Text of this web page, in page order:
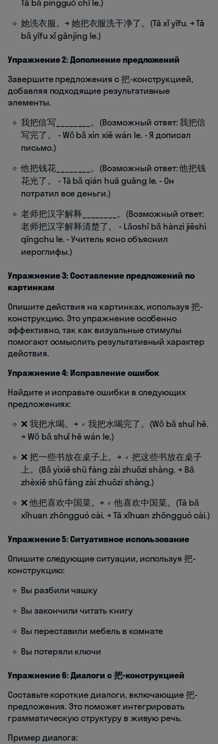
Tā bǎ píngguǒ chī le.)
她洗衣服。→ 她把衣服洗干净了。(Tā xǐ yīfu. → Tā
bǎ yīfu xǐ gānjìng le.)
Упражнение 2: Дополнение предложений
Завершите предложения с 把-конструкцией,
добавляя подходящие результативные
элементы.
我把信写________。(Возможный ответ: 我把信
写完了。 - Wǒ bǎ xìn xiě wán le. - Я дописал
письмо.)
他把钱花________。(Возможный ответ: 他把钱
花光了。 - Tā bǎ qián huā guāng le. - Он
потратил все деньги.)
老师把汉字解释________。(Возможный ответ:
老师把汉字解释清楚了。 - Lǎoshī bǎ hànzì jiěshì
qīngchu le. - Учитель ясно объяснил
иероглифы.)
Упражнение 3: Составление предложений по
картинкам
Опишите действия на картинках, используя 把-
конструкцию. Это упражнение особенно
эффективно, так как визуальные стимулы
помогают осмыслить результативный характер
действия.
Упражнение 4: Исправление ошибок
Найдите и исправьте ошибки в следующих
предложениях:
❌ 我把水喝。→ ✓ 我把水喝完了。(Wǒ bǎ shuǐ hē.
→ Wǒ bǎ shuǐ hē wán le.)
❌ 把一些书放在桌子上。→ ✓ 把这些书放在桌子
上。(Bǎ yìxiē shū fàng zài zhuōzi shàng. → Bǎ
zhèxiē shū fàng zài zhuōzi shàng.)
❌ 他把喜欢中国菜。→ ✓ 他喜欢中国菜。(Tā bǎ
xǐhuan zhōngguó cài. → Tā xǐhuan zhōngguó cài.)
Упражнение 5: Ситуативное использование
Опишите следующие ситуации, используя 把-
конструкцию:
Вы разбили чашку
Вы закончили читать книгу
Вы переставили мебель в комнате
Вы потеряли ключи
Упражнение 6: Диалоги с 把-конструкцией
Составьте короткие диалоги, включающие 把-
предложения. Это поможет интегрировать
грамматическую структуру в живую речь.
Пример диалога: